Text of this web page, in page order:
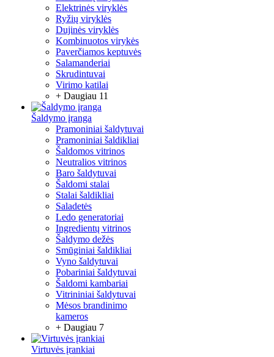
Elektrinės viryklės
Ryžių viryklės
Dujinės viryklės
Kombinuotos virykės
Paverčiamos keptuvės
Salamanderiai
Skrudintuvai
Virimo katilai
+ Daugiau 11
Šaldymo įranga
Pramoniniai šaldytuvai
Pramoniniai šaldikliai
Šaldomos vitrinos
Neutralios vitrinos
Baro šaldytuvai
Šaldomi stalai
Stalai šaldikliai
Saladetės
Ledo generatoriai
Ingredientų vitrinos
Šaldymo dežės
Smūginiai šaldikliai
Vyno šaldytuvai
Pobariniai šaldytuvai
Šaldomi kambariai
Vitrininiai šaldytuvai
Mėsos brandinimo
kameros
+ Daugiau 7
Virtuvės įrankiai